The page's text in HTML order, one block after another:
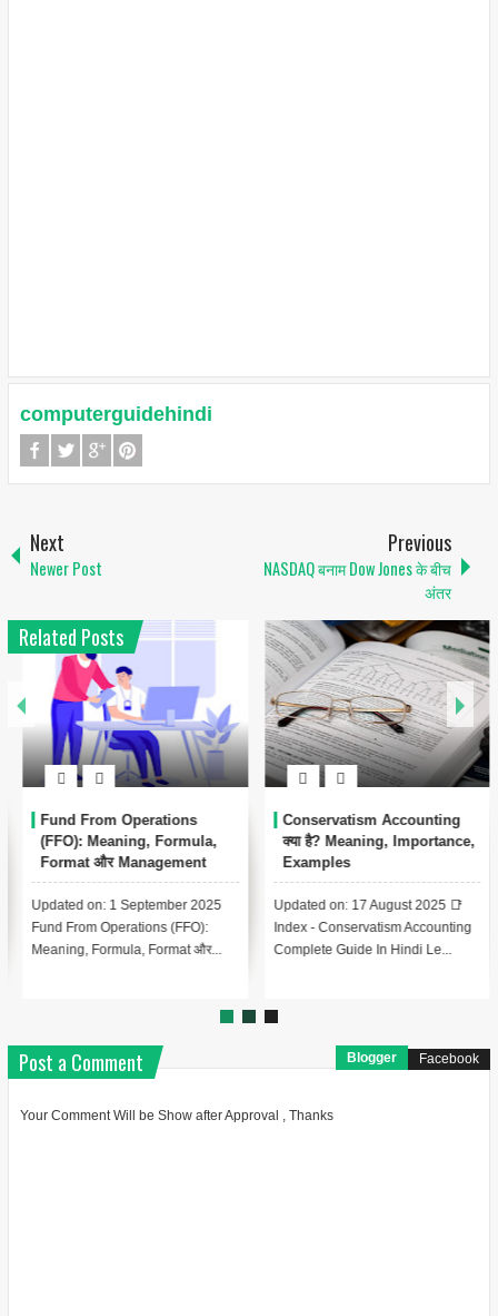
computerguidehindi
Next
Newer Post
Previous
NASDAQ बनाम Dow Jones के बीच
अंतर
Related Posts
Conservatism Accounting
क्या है? Meaning, Importance,
Examples
Updated on: 17 August 2025 📑
Index - Conservatism Accounting
Complete Guide In Hindi Le...
1
Automated Clearing House
(ACH) क्या है? – पूरी जानकारी हिंदी
Updated on: 17 August 2025 📚
Index – Automated Clearing
House (ACH) क्या है? Lesson 1:...
Post a Comment Blogger Facebook
Your Comment Will be Show after Approval , Thanks